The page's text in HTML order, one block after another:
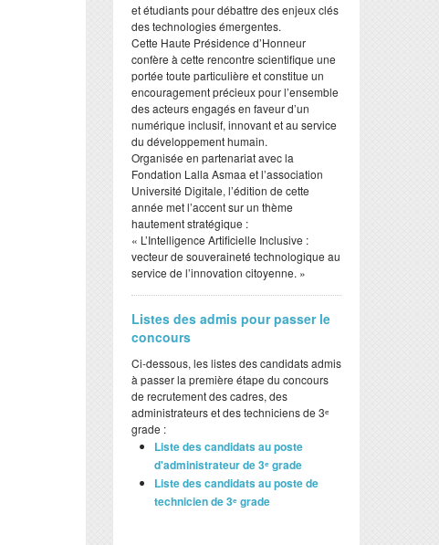
et étudiants pour débattre des enjeux clés
des technologies émergentes.
​Cette Haute Présidence d’Honneur
confère à cette rencontre scientifique une
portée toute particulière et constitue un
encouragement précieux pour l’ensemble
des acteurs engagés en faveur d’un
numérique inclusif, innovant et au service
du développement humain.
​Organisée en partenariat avec la
Fondation Lalla Asmaa et l’association
Université Digitale, l’édition de cette
année met l’accent sur un thème
hautement stratégique :
​« L’Intelligence Artificielle Inclusive :
vecteur de souveraineté technologique au
service de l’innovation citoyenne. »
Listes des admis pour passer le
concours
Ci-dessous, les listes des candidats admis
à passer la première étape du concours
de recrutement des cadres, des
administrateurs et des techniciens de 3ᵉ
grade :
Liste des candidats au poste
d'administrateur de 3ᵉ grade
Liste des candidats au poste de
technicien de 3ᵉ grade